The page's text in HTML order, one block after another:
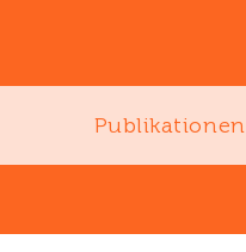
Publikationen